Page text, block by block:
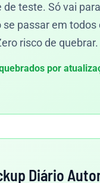
de teste. Só vai para
se passar em todos
risco de quebrar.
por
Diário